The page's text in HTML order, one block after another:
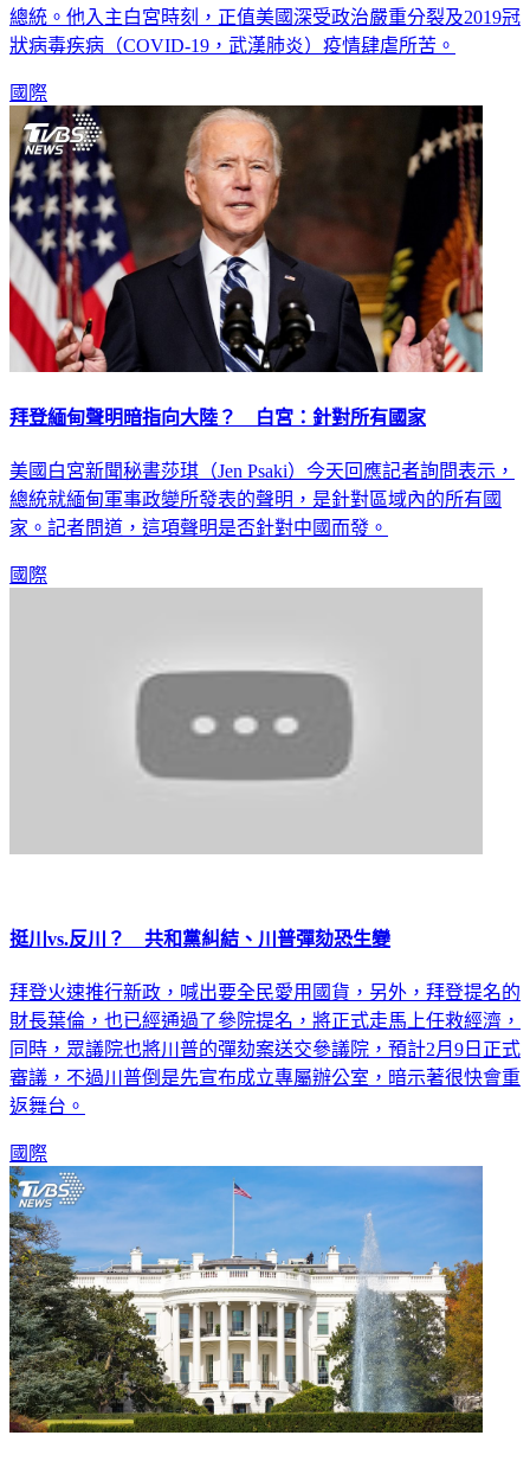
總統。他入主白宮時刻，正值美國深受政治嚴重分裂及2019冠
狀病毒疾病（COVID-19，武漢肺炎）疫情肆虐所苦。
國際
拜登緬甸聲明暗指向大陸？ 白宮：針對所有國家
美國白宮新聞秘書莎琪（Jen Psaki）今天回應記者詢問表示，
總統就緬甸軍事政變所發表的聲明，是針對區域內的所有國
家。記者問道，這項聲明是否針對中國而發。
國際
挺川vs.反川？ 共和黨糾結、川普彈劾恐生變
拜登火速推行新政，喊出要全民愛用國貨，另外，拜登提名的
財長葉倫，也已經通過了參院提名，將正式走馬上任救經濟，
同時，眾議院也將川普的彈劾案送交參議院，預計2月9日正式
審議，不過川普倒是先宣布成立專屬辦公室，暗示著很快會重
返舞台。
國際